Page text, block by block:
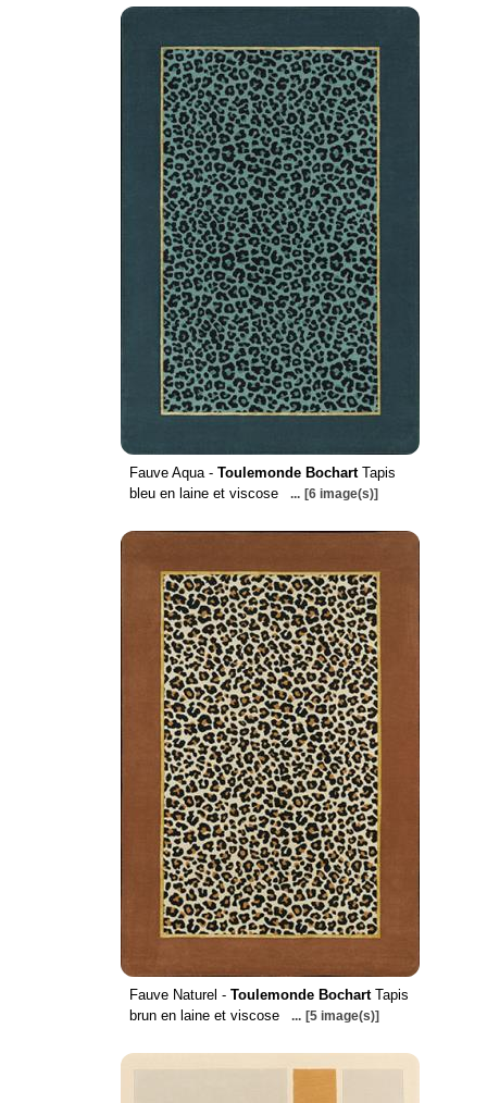
Fauve Aqua - Toulemonde BochartTapis
bleu en laine et viscose
... [6 image(s)]
Fauve Naturel - Toulemonde BochartTapis
brun en laine et viscose
... [5 image(s)]